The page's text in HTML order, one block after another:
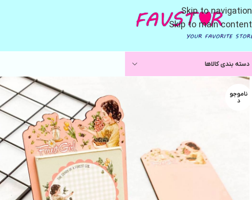
Skip to navigation
Skip to main content
دسته بندی کالاها
ناموجو
د